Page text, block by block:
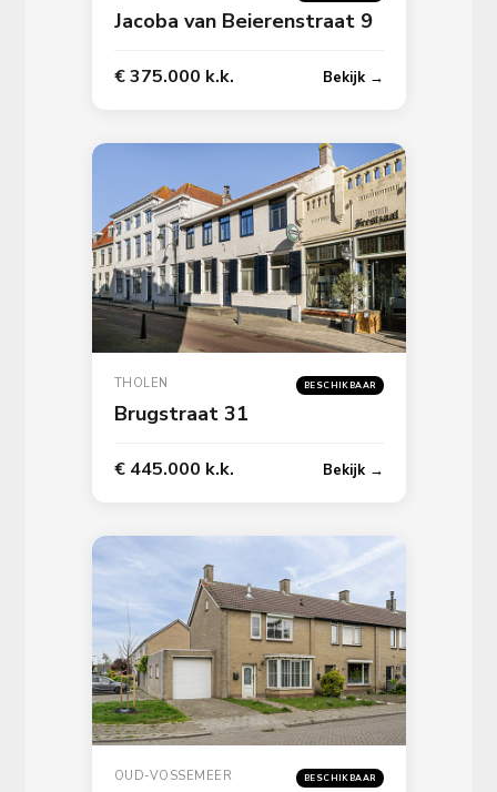
Jacoba van Beierenstraat 9
€ 375.000 k.k. Bekijk →
THOLEN BESCHIKBAAR
Brugstraat 31
€ 445.000 k.k. Bekijk →
OUD-VOSSEMEER BESCHIKBAAR